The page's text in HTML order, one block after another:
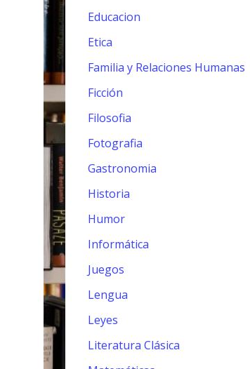
Educacion
Etica
Familia y Relaciones Humanas
Ficción
Filosofia
Fotografia
Gastronomia
Historia
Humor
Informática
Juegos
Lengua
Leyes
Literatura Clásica